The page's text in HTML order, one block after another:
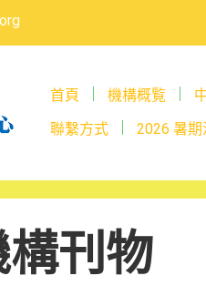
首頁 機構概覧
聯繫方式
2026 暑
刊物